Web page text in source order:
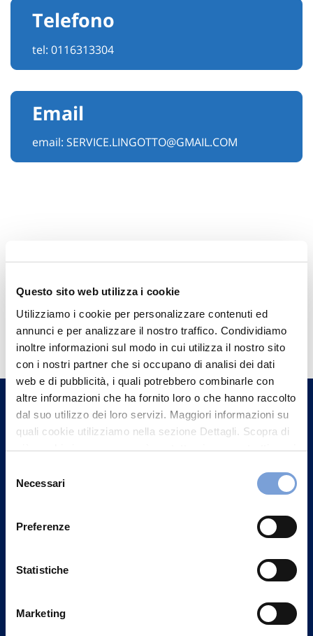
Questo sito web utilizza i cookie
Utilizziamo i cookie per personalizzare contenuti ed
annunci e per analizzare il nostro traffico. Condividiamo
inoltre informazioni sul modo in cui utilizza il nostro sito
con i nostri partner che si occupano di analisi dei dati
web e di pubblicità, i quali potrebbero combinarle con
altre informazioni che ha fornito loro o che hanno raccolto
dal suo utilizzo dei loro servizi. Maggiori informazioni su
quali cookie utilizziamo nella sezione Dettagli. Scopra di
più su chi siamo, come può contattarci e come trattiamo i
può trovare nel footer del sito nella sezione "Informativa
delNecessari
Preferenze
Statistiche
Marketing
Telefono
tel: 0116313304
Email
email: SERVICE.LINGOTTO@GMAIL.COM
Hai bisogno di
informazioni?
Trova l'Agenzia più vicina a te e parla con
un nostro Agente.
Contattaci